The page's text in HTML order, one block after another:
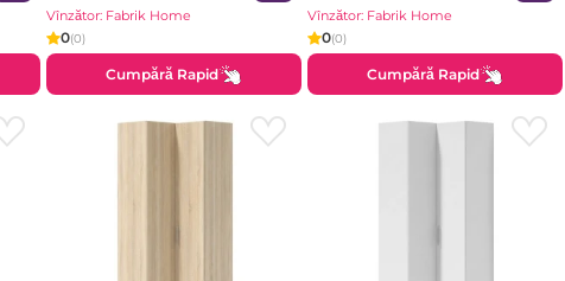
Vînzător: Fabrik Home
0(0)
Cumpără Rapid
Vînzător: Fabrik Home
0(0)
Cumpără Rapid